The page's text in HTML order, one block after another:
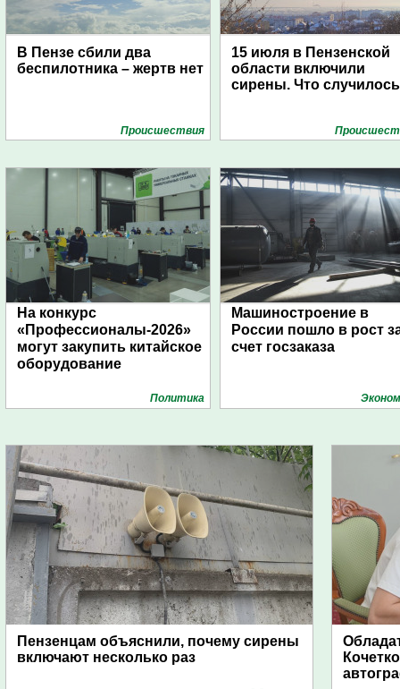
В Пензе сбили два
беспилотника – жертв нет
Проиcшествия
15 июля в Пензенской
области включили
сирены. Что
На конкурс
«Профессионалы-2026»
могут закупить китайское
оборудование
Политика
Машиностроение в
России пошло в рост
счет госзаказа
Пензенцам объяснили, почему сирены
включают несколько раз